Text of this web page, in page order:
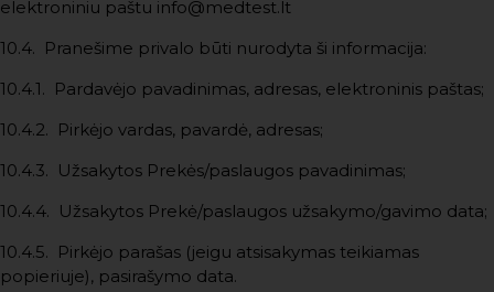
elektroniniu paštu info@medtest.lt
10.4. Pranešime privalo būti nurodyta ši informacija:
10.4.1. Pardavėjo pavadinimas, adresas, elektroninis paštas;
10.4.2. Pirkėjo vardas, pavardė, adresas;
10.4.3. Užsakytos Prekės/paslaugos pavadinimas;
10.4.4. Užsakytos Prekė/paslaugos užsakymo/gavimo data;
10.4.5. Pirkėjo parašas (jeigu atsisakymas teikiamas
popieriuje), pasirašymo data.